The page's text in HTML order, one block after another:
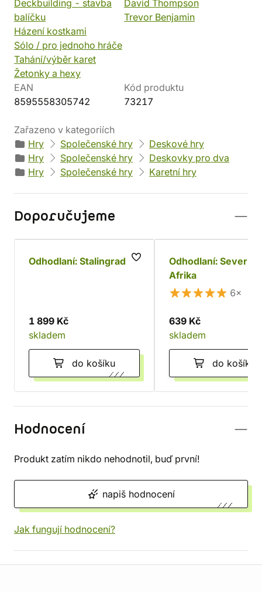
Deckbuilding - stavba
balíčku
Házení kostkami
Sólo / pro jednoho hráče
Tahání/výběr karet
Žetonky a hexy
David Thompson
Trevor Benjamin
EAN
8595558305742
Kód produktu
73217
Zařazeno v kategoriích
Hry
Společenské hry
Deskové hry
Hry
Společenské hry
Deskovky pro dva
Hry
Společenské hry Karetní hry
Doporučujeme
Odhodlaní: Stalingrad
1 899 Kč
skladem
do košíku
Odhodlaní: Severní
Afrika
6×
639 Kč
skladem
do košíku
Hodnocení
Produkt zatím nikdo nehodnotil, buď první!
napiš hodnocení
Jak fungují hodnocení?